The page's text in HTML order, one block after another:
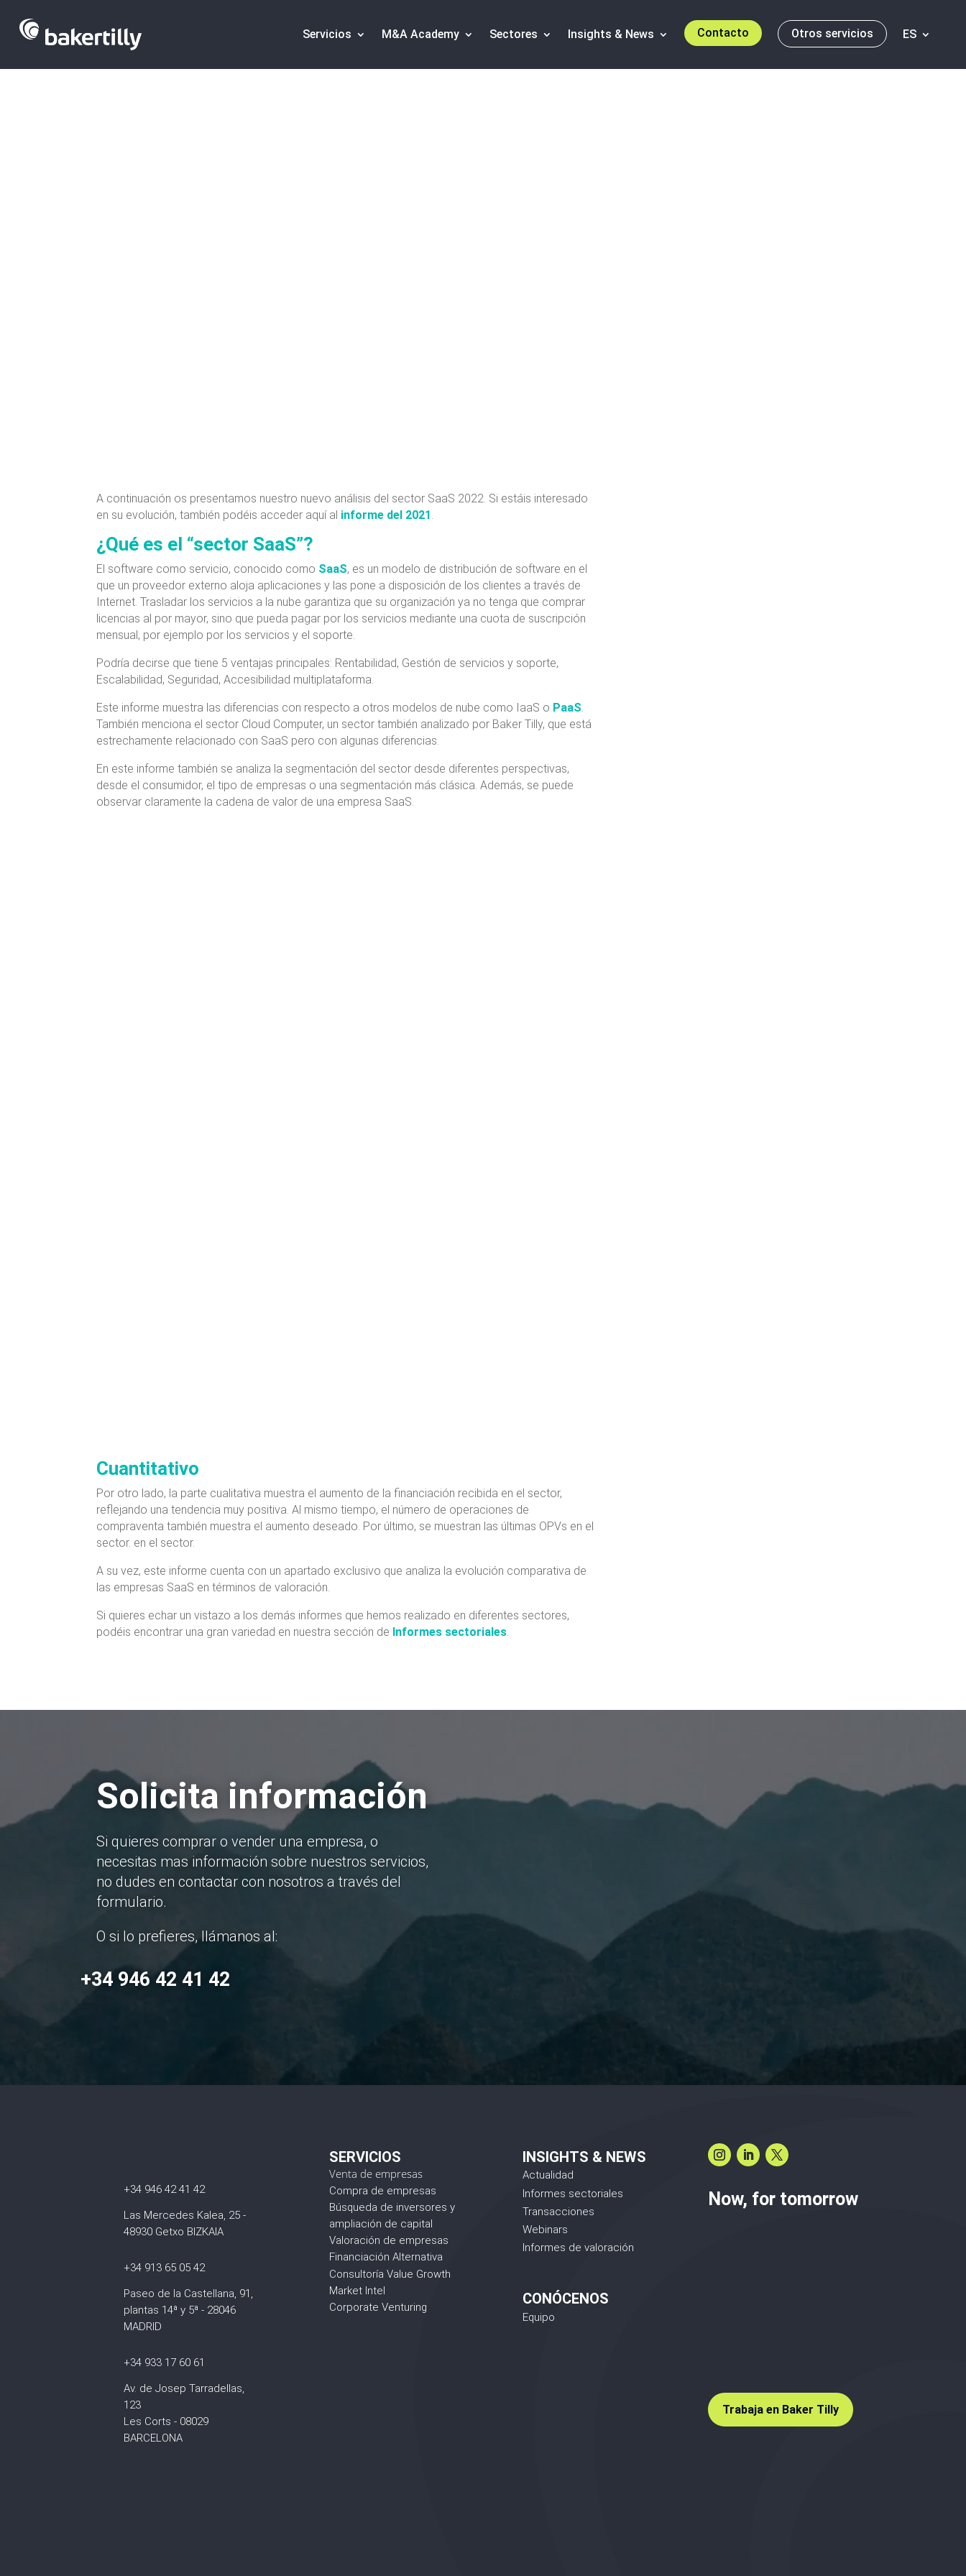
Servicios M&A Academy Sectores Insights & News Contacto Otros servicios ES
A continuación os presentamos nuestro nuevo análisis del sector SaaS 2022. Si estáis interesado
en su evolución, también podéis acceder aquí al informe del 2021.
¿Qué es el “sector SaaS”?
El software como servicio, conocido como SaaS, es un modelo de distribución de software en el
que un proveedor externo aloja aplicaciones y las pone a disposición de los clientes a través de
Internet. Trasladar los servicios a la nube garantiza que su organización ya no tenga que comprar
licencias al por mayor, sino que pueda pagar por los servicios mediante una cuota de suscripción
mensual, por ejemplo por los servicios y el soporte.
Podría decirse que tiene 5 ventajas principales: Rentabilidad, Gestión de servicios y soporte,
Escalabilidad, Seguridad, Accesibilidad multiplataforma.
Este informe muestra las diferencias con respecto a otros modelos de nube como IaaS o PaaS.
También menciona el sector Cloud Computer, un sector también analizado por Baker Tilly, que está
estrechamente relacionado con SaaS pero con algunas diferencias.
En este informe también se analiza la segmentación del sector desde diferentes perspectivas,
desde el consumidor, el tipo de empresas o una segmentación más clásica. Además, se puede
observar claramente la cadena de valor de una empresa SaaS.
Cuantitativo
Por otro lado, la parte cualitativa muestra el aumento de la financiación recibida en el sector,
reflejando una tendencia muy positiva. Al mismo tiempo, el número de operaciones de
compraventa también muestra el aumento deseado. Por último, se muestran las últimas OPVs en el
sector. en el sector.
A su vez, este informe cuenta con un apartado exclusivo que analiza la evolución comparativa de
las empresas SaaS en términos de valoración.
Si quieres echar un vistazo a los demás informes que hemos realizado en diferentes sectores,
podéis encontrar una gran variedad en nuestra sección de Informes sectoriales.
Solicita información
Si quieres comprar o vender una empresa, o
necesitas mas información sobre nuestros servicios,
no dudes en contactar con nosotros a través del
formulario.
O si lo prefieres, llámanos al:
+34 946 42 41 42
+34 946 42 41 42
Las Mercedes Kalea, 25 -
48930 Getxo BIZKAIA
+34 913 65 05 42
Paseo de la Castellana, 91,
plantas 14ª y 5ª - 28046
MADRID
+34 933 17 60 61
Av. de Josep Tarradellas,
123
Les Corts - 08029
BARCELONA
SERVICIOS
Venta de empresas
Compra de empresas
Búsqueda de inversores y
ampliación de capital
Valoración de empresas
Financiación Alternativa
Consultoría Value Growth
Market Intel
Corporate Venturing
INSIGHTS & NEWS
Actualidad
Informes sectoriales
Transacciones
Webinars
Informes de valoración
CONÓCENOS
Equipo
Now, for tomorrow
Trabaja en Baker Tilly